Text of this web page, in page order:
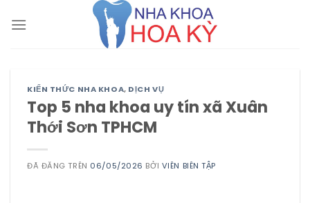
đến
KIẾN THỨC NHA KHOA, DỊCH VỤ
Top 5 nha khoa uy tín xã Xuân
Thới Sơn TPHCM
ĐÃ ĐĂNG TRÊN 06/05/2026 BỞI VIÊN BIÊN TẬP